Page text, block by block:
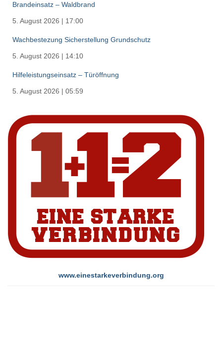
Brandeinsatz – Waldbrand
5. August 2026 | 17:00
Wachbestezung Sicherstellung Grundschutz
5. August 2026 | 14:10
Hilfeleistungseinsatz – Türöffnung
5. August 2026 | 05:59
www.einestarkeverbindung.org